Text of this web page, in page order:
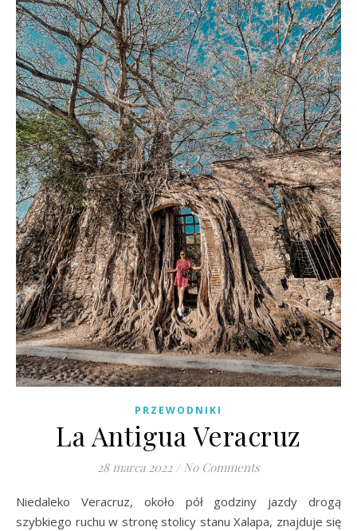
PRZEWODNIKI
La Antigua Veracruz
28 marca 2022 / No Comments
Niedaleko Veracruz, około pół godziny jazdy drogą
szybkiego ruchu w stronę stolicy stanu Xalapa, znajduje się